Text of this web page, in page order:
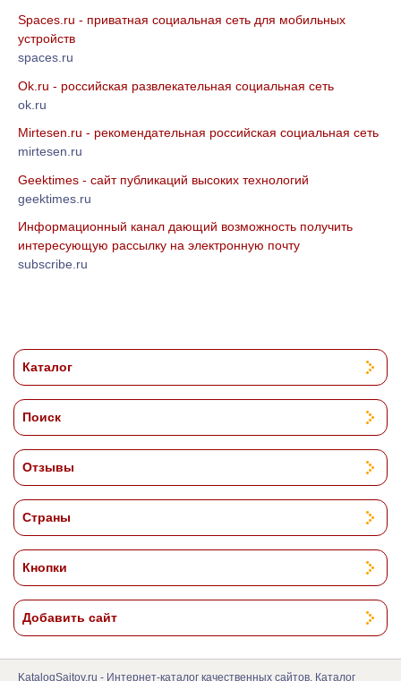
Spaces.ru - приватная социальная сеть для мобильных
устройств
spaces.ru
Ok.ru - российская развлекательная социальная сеть
ok.ru
Mirtesen.ru - рекомендательная российская социальная сеть
mirtesen.ru
Geektimes - cайт публикаций высоких технологий
geektimes.ru
Информационный канал дающий возможность получить
интересующую рассылку на электронную почту
subscribe.ru
Каталог
Поиск
Отзывы
Страны
Кнопки
Добавить сайт
KatalogSajtov.ru - Интернет-каталог качественных сайтов. Каталог